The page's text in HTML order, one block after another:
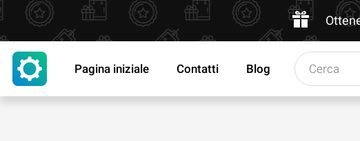
Pagina iniziale Contatti Blog